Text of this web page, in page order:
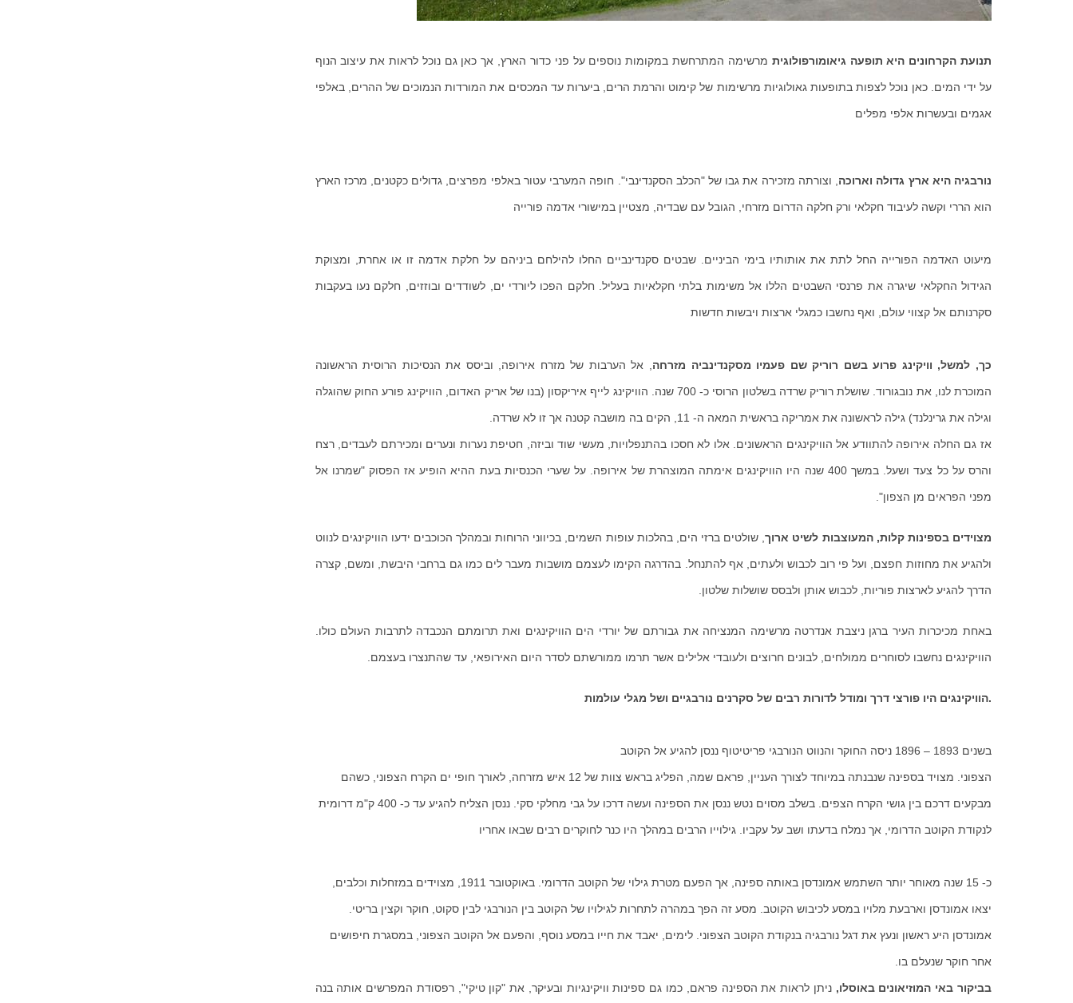
תנועת הקרחונים היא תופעה גיאומורפולוגית מרשימה המתרחשת במקומות נוספים על פני כדור הארץ, אך כאן גם נוכל לראות את עיצוב הנוף
על ידי המים. כאן נוכל לצפות בתופעות גאולוגיות מרשימות של קימוט והרמת הרים, ביערות עד המכסים את המורדות הנמוכים של ההרים, באלפי
אגמים ובעשרות אלפי מפלים
נורבגיה היא ארץ גדולה וארוכה , וצורתה מזכירה את גבו של "הכלב הסקנדינבי". חופה המערבי עטור באלפי מפרצים, גדולים כקטנים, מרכז הארץ
הוא הררי וקשה לעיבוד חקלאי ורק חלקה הדרום מזרחי, הגובל עם שבדיה, מצטיין במישורי אדמה פורייה
מיעוט האדמה הפורייה החל לתת את אותותיו בימי הביניים. שבטים סקנדינביים החלו להילחם ביניהם על חלקת אדמה זו או אחרת, ומצוקת
הגידול החקלאי שיגרה את פרנסי השבטים הללו אל משימות בלתי חקלאיות בעליל. חלקם הפכו ליורדי ים, לשודדים ובוזזים, חלקם נעו בעקבות
סקרנותם אל קצווי עולם, ואף נחשבו כמגלי ארצות ויבשות חדשות
כך, למשל, וויקינג פרוע בשם רוריק שם פעמיו מסקנדינביה מזרחה , אל הערבות של מזרח אירופה, וביסס את הנסיכות הרוסית הראשונה
המוכרת לנו, את נובגורוד. שושלת רוריק שרדה בשלטון הרוסי כ- 700 שנה. הוויקינג לייף איריקסון (בנו של אריק האדום, הוויקינג פורע החוק שהוגלה
וגילה את גרינלנד) גילה לראשונה את אמריקה בראשית המאה ה- 11, הקים בה מושבה קטנה אך זו לא שרדה.
אז גם החלה אירופה להתוודע אל הוויקינגים הראשונים. אלו לא חסכו בהתנפלויות, מעשי שוד וביזה, חטיפת נערות ונערים ומכירתם לעבדים, רצח
והרס על כל צעד ושעל. במשך 400 שנה היו הוויקינגים אימתה המוצהרת של אירופה. על שערי הכנסיות בעת ההיא הופיע אז הפסוק "שמרנו אל
מפני הפראים מן הצפון".
מצוידים בספינות קלות, המעוצבות לשיט ארוך, שולטים ברזי הים, בהלכות עופות השמים, בכיווני הרוחות ובמהלך הכוכבים ידעו הוויקינגים לנווט
ולהגיע את מחוזות חפצם, ועל פי רוב לכבוש ולעתים, אף להתנחל. בהדרגה הקימו לעצמם מושבות מעבר לים כמו גם ברחבי היבשת, ומשם, קצרה
הדרך להגיע לארצות פוריות, לכבוש אותן ולבסס שושלות שלטון.
באחת מכיכרות העיר ברגן ניצבת אנדרטה מרשימה המנציחה את גבורתם של יורדי הים הוויקינגים ואת תרומתם הנכבדה לתרבות העולם כולו.
הוויקינגים נחשבו לסוחרים ממולחים, לבונים חרוצים ולעובדי אלילים אשר תרמו ממורשתם לסדר היום האירופאי, עד שהתנצרו בעצמם.
.הוויקינגים היו פורצי דרך ומודל לדורות רבים של סקרנים נורבגיים ושל מגלי עולמות
בשנים 1893 – 1896 ניסה החוקר והנווט הנורבגי פריטיטוף ננסן להגיע אל הקוטב
הצפוני. מצויד בספינה שנבנתה במיוחד לצורך העניין, פראם שמה, הפליג בראש צוות של 12 איש מזרחה, לאורך חופי ים הקרח הצפוני, כשהם
מבקעים דרכם בין גושי הקרח הצפים. בשלב מסוים נטש ננסן את הספינה ועשה דרכו על גבי מחלקי סקי. ננסן הצליח להגיע עד כ- 400 ק"מ דרומית
לנקודת הקוטב הדרומי, אך נמלח בדעתו ושב על עקביו. גילוייו הרבים במהלך היו כנר לחוקרים רבים שבאו אחריו
כ- 15 שנה מאוחר יותר השתמש אמונדסן באותה ספינה, אך הפעם מטרת גילוי של הקוטב הדרומי. באוקטובר 1911, מצוידים במזחלות וכלבים,
יצאו אמונדסן וארבעת מלויו במסע לכיבוש הקוטב. מסע זה הפך במהרה לתחרות לגילויו של הקוטב בין הנורבגי לבין סקוט, חוקר וקצין בריטי.
אמונדסן היע ראשון ונעץ את דגל נורבגיה בנקודת הקוטב הצפוני. לימים, יאבד את חייו במסע נוסף, והפעם אל הקוטב הצפוני, במסגרת חיפושים
אחר חוקר שנעלם בו.
בביקור באי המוזיאונים באוסלו, ניתן לראות את הספינה פראם, כמו גם ספינות וויקינגיות ובעיקר, את "קון טיקי", רפסודת המפרשים אותה בנה